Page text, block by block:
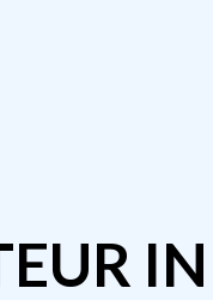
IN